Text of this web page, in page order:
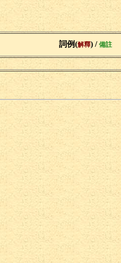
詞例(解釋) / 備註